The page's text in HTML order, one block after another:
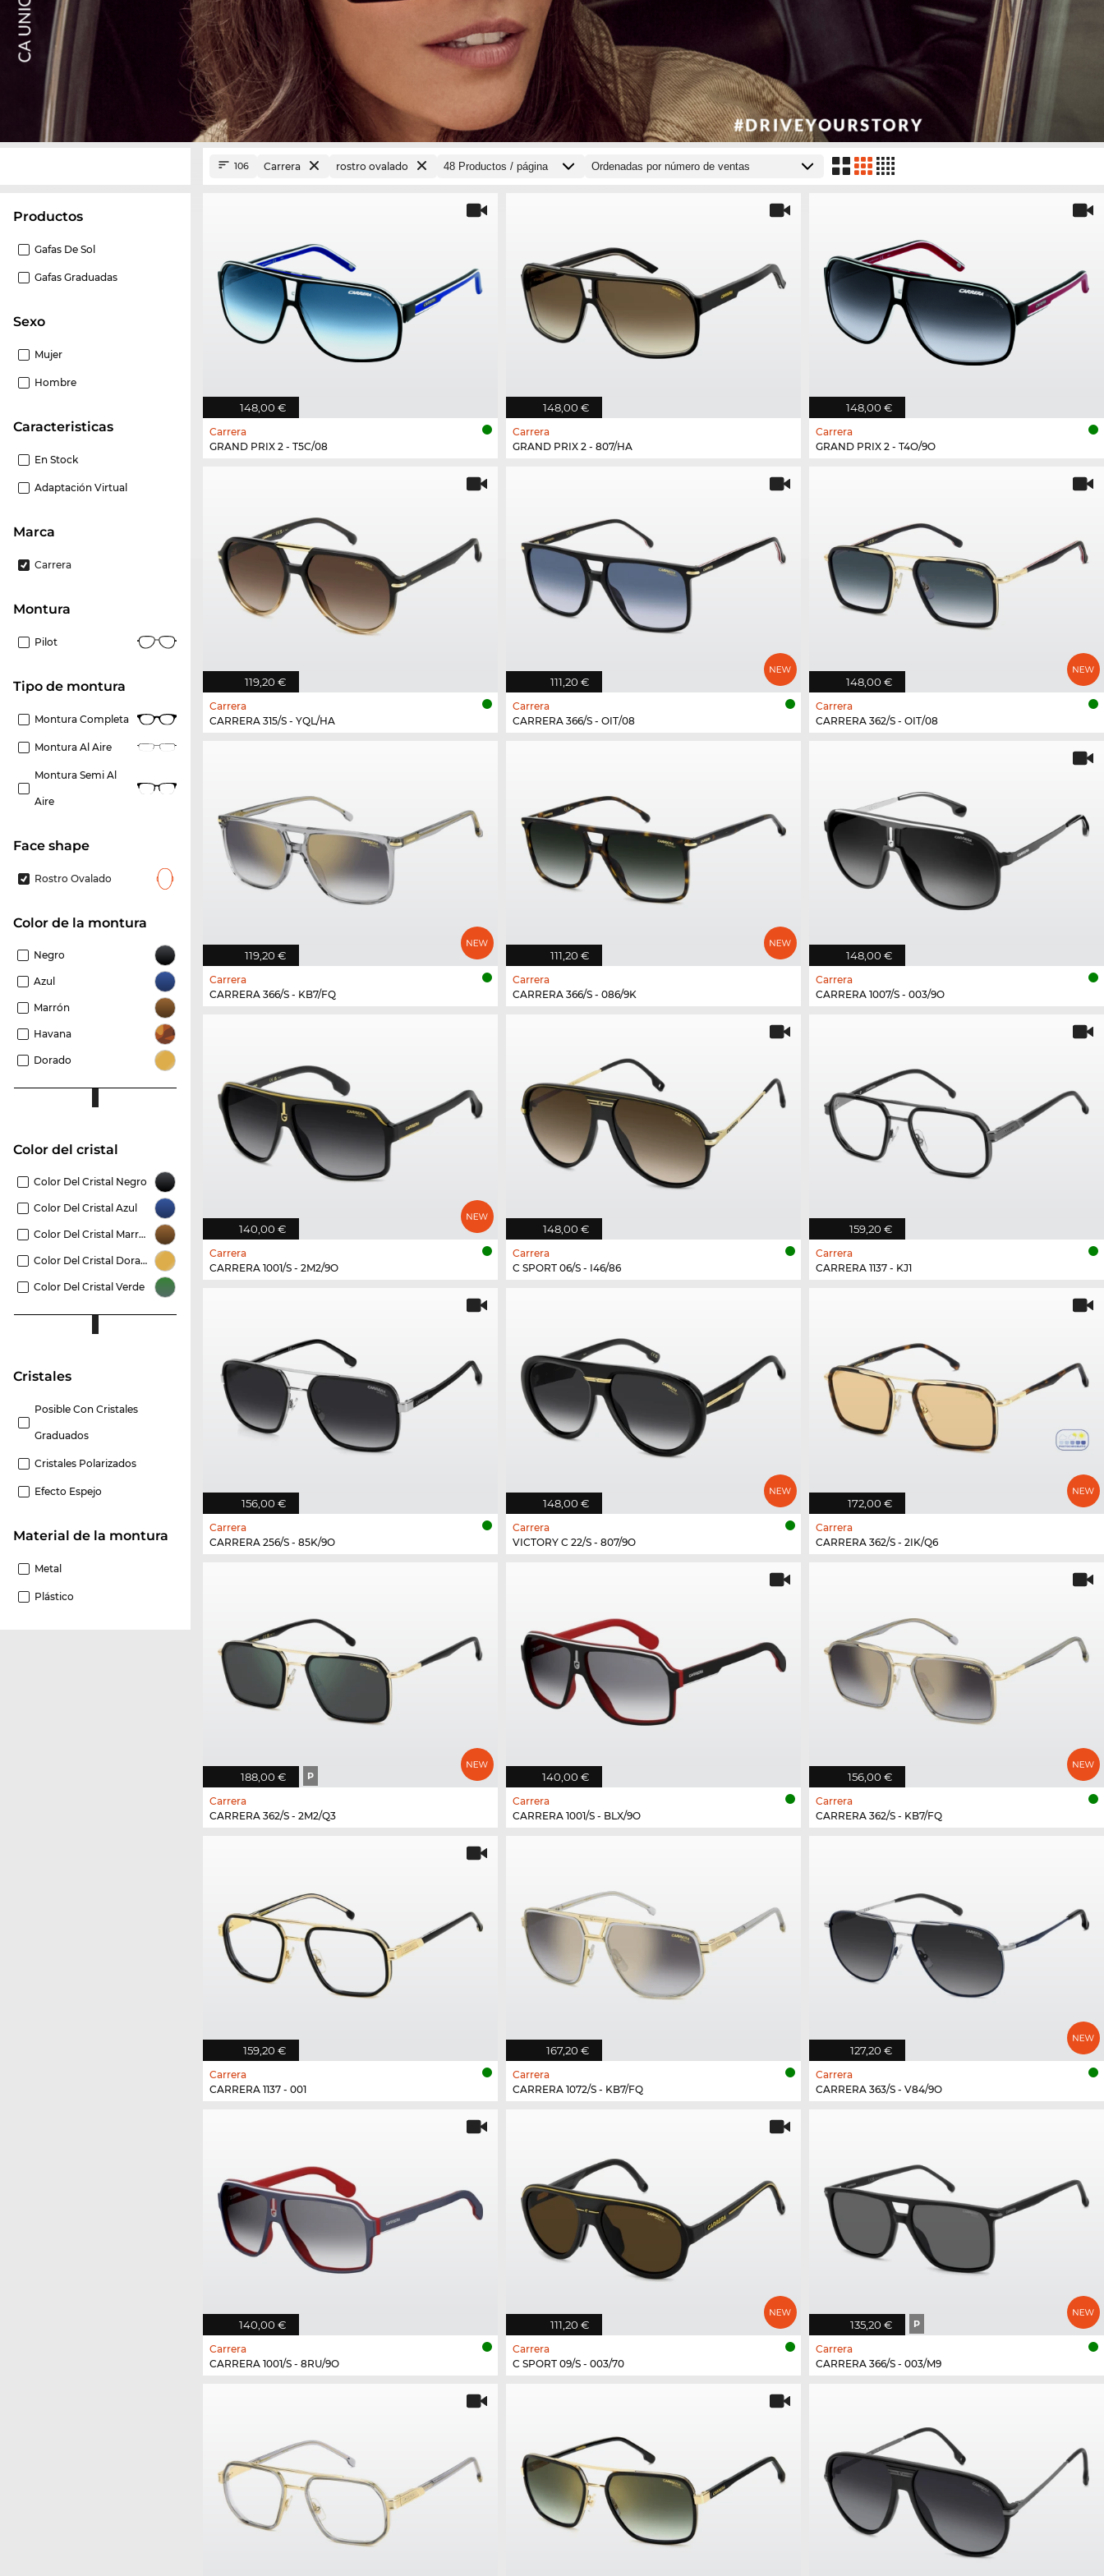
Productos
Gafas De Sol
Gafas Graduadas
Sexo
Mujer
Hombre
Caracteristicas
En Stock
Adaptación Virtual
Marca
Carrera
Montura
Pilot
Tipo de montura
Montura Completa
Montura Al Aire
Montura Semi Al
Aire
Face shape
Rostro Ovalado
Color de la montura
Negro
Azul
Marrón
Havana
Dorado
Color del cristal
Color Del Cristal Negro
Color Del Cristal Azul
Color Del Cristal Marrón
Color Del Cristal Dorado
Color Del Cristal Verde
Cristales
Posible Con Cristales
Graduados
Cristales Polarizados
Efecto Espejo
Material de la montura
Metal
Plástico
106 Carrera rostro ovalado
148,00 €
Carrera
GRAND PRIX 2 - T5C/08
148,00 €
Carrera
GRAND PRIX 2 - 807/HA
148,00 €
Carrera
GRAND PRIX 2 - T4O/9O
119,20 €
Carrera
CARRERA 315/S - YQL/HA
111,20 €
Carrera
CARRERA 366/S - OIT/08
148,00 €
Carrera
CARRERA 362/S - OIT/08
119,20 €
Carrera
CARRERA 366/S - KB7/FQ
111,20 €
Carrera
CARRERA 366/S - 086/9K
148,00 €
Carrera
CARRERA 1007/S - 003/9O
140,00 €
Carrera
CARRERA 1001/S - 2M2/9O
148,00 €
Carrera
C SPORT 06/S - I46/86
159,20 €
Carrera
CARRERA 1137 - KJ1
156,00 €
Carrera
CARRERA 256/S - 85K/9O
148,00 €
Carrera
VICTORY C 22/S - 807/9O
172,00 €
Carrera
CARRERA 362/S - 2IK/Q6
188,00 € P
Carrera
CARRERA 362/S - 2M2/Q3
140,00 €
Carrera
CARRERA 1001/S - BLX/9O
156,00 €
Carrera
CARRERA 362/S - KB7/FQ
159,20 €
Carrera
CARRERA 1137 - 001
167,20 €
Carrera
CARRERA 1072/S - KB7/FQ
127,20 €
Carrera
CARRERA 363/S - V84/9O
140,00 €
Carrera
CARRERA 1001/S - 8RU/9O
111,20 €
Carrera
C SPORT 09/S - 003/70
135,20 € P
Carrera
CARRERA 366/S - 003/M9